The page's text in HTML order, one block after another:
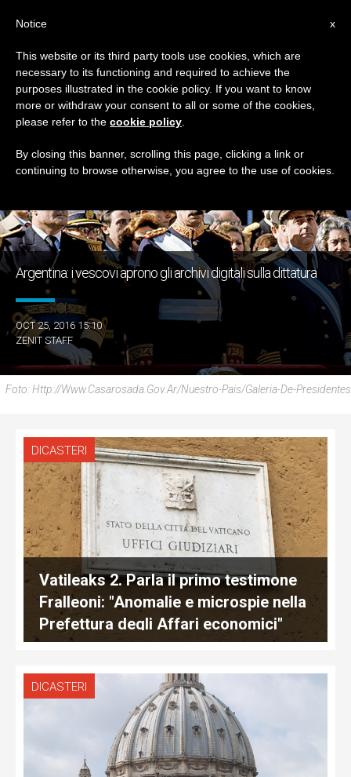
TAG
Posts Tagged ‘archivio’
ULTIME NOTIZIE
Argentina: i vescovi aprono gli archivi digitali sulla dittatura
OCT 25, 2016 15:10
ZENIT STAFF
Foto: Http://www.casarosada.gov.ar/nuestro-Pais/galeria-De-Presidentes
DICASTERI
Vatileaks 2. Parla il primo testimone
Fralleoni: "Anomalie e microspie nella
Prefettura degli Affari economici"
DICASTERI
x
Notice
This website or its third party tools use cookies, which are
necessary to its functioning and required to achieve the
purposes illustrated in the cookie policy. If you want to know
more or withdraw your consent to all or some of the cookies,
please refer to the cookie policy
By closing this banner, scrolling this page, clicking a link or
continuing to browse otherwise, you agree to the use of cookies.